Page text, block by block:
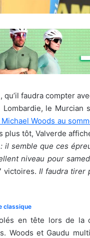
faudra compter
le Murcian
Woods au
plus tôt, Valverde
semble que ces
niveau pour
victoires. Il faudra tirer
classique
en tête lors de la
Woods et Gaudu